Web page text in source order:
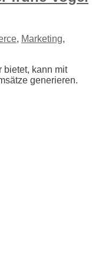
, Marketing,
bietet, kann mit
generieren.